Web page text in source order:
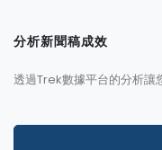
分析新聞稿成效
透過Trek數據平台的分析讓